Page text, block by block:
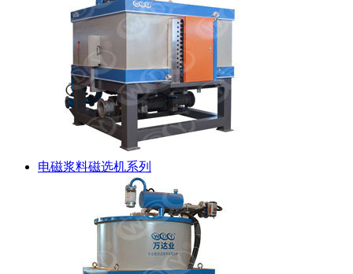
电磁浆料磁选机系列